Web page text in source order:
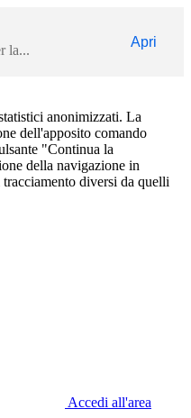
la...
Apri
anonimizzati. La
dell'apposito comando
"Continua la
della navigazione in
diversi da quelli
Accedi all'area